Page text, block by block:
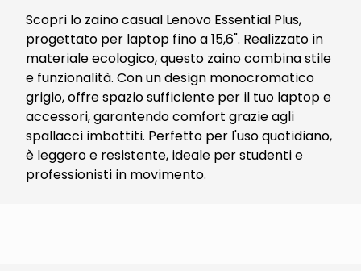
Scopri lo zaino casual Lenovo Essential Plus,
progettato per laptop fino a 15,6". Realizzato in
materiale ecologico, questo zaino combina stile
e funzionalità. Con un design monocromatico
grigio, offre spazio sufficiente per il tuo laptop e
accessori, garantendo comfort grazie agli
spallacci imbottiti. Perfetto per l'uso quotidiano,
è leggero e resistente, ideale per studenti e
professionisti in movimento.